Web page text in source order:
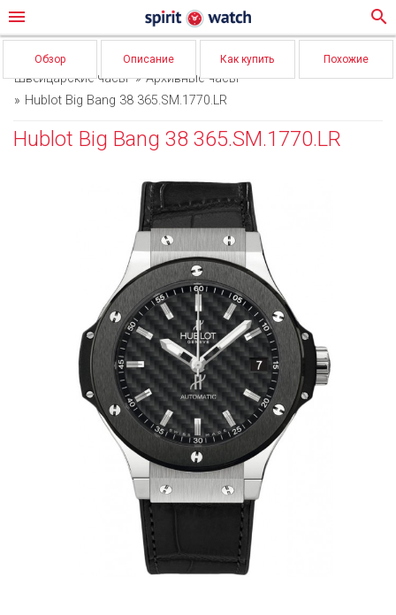
menu search
Обзор Описание Как купить Похожие
Швейцарские часы
Архивные часы
Hublot Big Bang 38 365.SM.1770.LR
Hublot Big Bang 38 365.SM.1770.LR